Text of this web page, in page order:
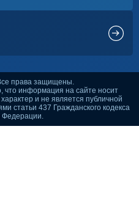
права защищены.
информация на сайте носит
и не является публичной
статьи 437 Гражданского кодекса
Федерации.